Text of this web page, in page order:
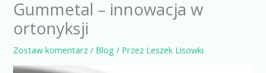
Gummetal – innowacja w
ortonyksji
Zostaw komentarz / Blog / Przez Leszek Lisowki